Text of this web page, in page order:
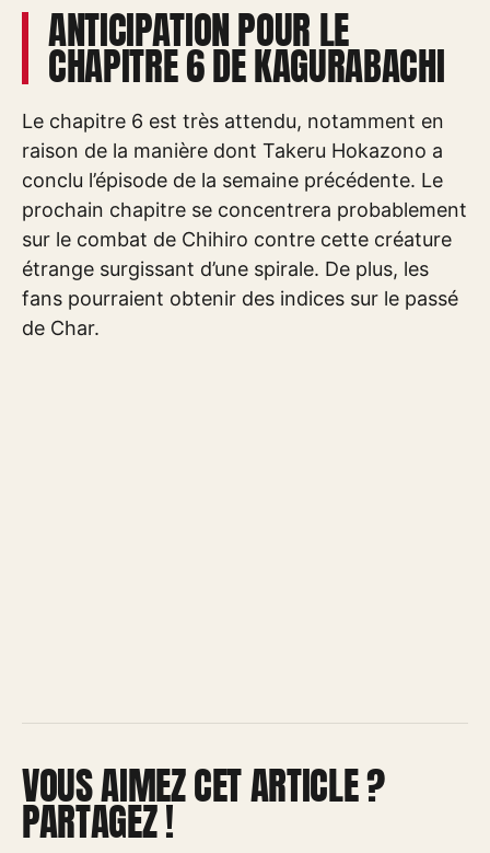
ANTICIPATION POUR LE
CHAPITRE 6 DE KAGURABACHI
Le chapitre 6 est très attendu, notamment en
raison de la manière dont Takeru Hokazono a
conclu l’épisode de la semaine précédente. Le
prochain chapitre se concentrera probablement
sur le combat de Chihiro contre cette créature
étrange surgissant d’une spirale. De plus, les
fans pourraient obtenir des indices sur le passé
de Char.
VOUS AIMEZ CET ARTICLE ?
PARTAGEZ !